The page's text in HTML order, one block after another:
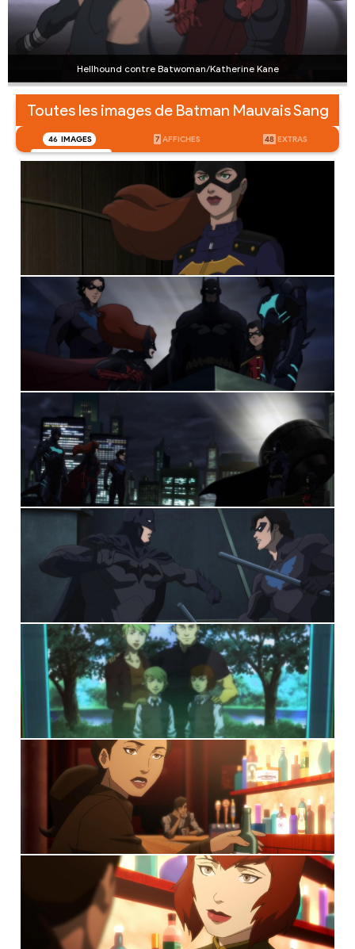
Hellhound contre Batwoman/Katherine Kane
Toutes les images de Batman Mauvais Sang
46 IMAGES 7 AFFICHES 48 EXTRAS